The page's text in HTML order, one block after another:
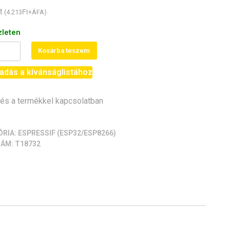
(4.213Ft+ÁFA)
Kosárba teszem
a kívánságlistához
a termékkel kapcsolatban
ESPRESSIF (ESP32/ESP8266)
T18732